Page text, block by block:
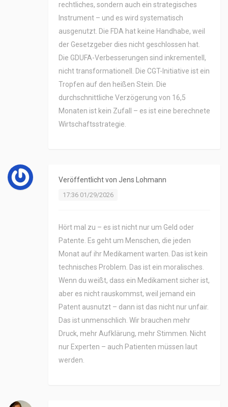
rechtliches, sondern auch ein strategisches
Instrument – und es wird systematisch
ausgenutzt. Die FDA hat keine Handhabe, weil
der Gesetzgeber dies nicht geschlossen hat.
Die GDUFA-Verbesserungen sind inkrementell,
nicht transformationell. Die CGT-Initiative ist ein
Tropfen auf den heißen Stein. Die
durchschnittliche Verzögerung von 16,5
Monaten ist kein Zufall – es ist eine berechnete
Wirtschaftsstrategie.
Veröffentlicht von Jens Lohmann
17:36 01/29/2026
Hört mal zu – es ist nicht nur um Geld oder
Patente. Es geht um Menschen, die jeden
Monat auf ihr Medikament warten. Das ist kein
technisches Problem. Das ist ein moralisches.
Wenn du weißt, dass ein Medikament sicher ist,
aber es nicht rauskommst, weil jemand ein
Patent ausnutzt – dann ist das nicht nur unfair.
Das ist unmenschlich. Wir brauchen mehr
Druck, mehr Aufklärung, mehr Stimmen. Nicht
nur Experten – auch Patienten müssen laut
werden.